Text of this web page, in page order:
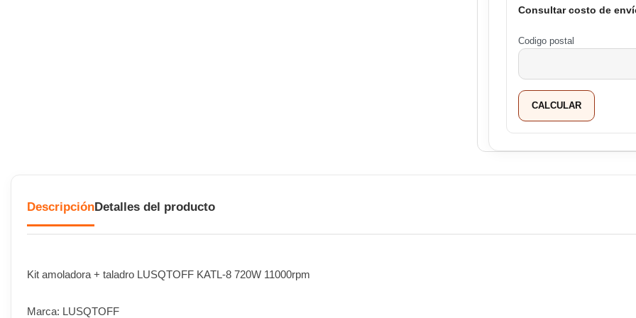
Consultar costo de
Codigo postal
CALCULAR
DescripciónDetalles del producto
Kit amoladora + taladro LUSQTOFF KATL-8 720W 11000rpm
Marca: LUSQTOFF